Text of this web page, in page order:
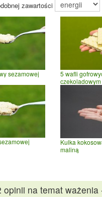
zawartości
sezamowej
5 wafli
czekoladowym
Kulka
maliną
opinii na temat ważenia